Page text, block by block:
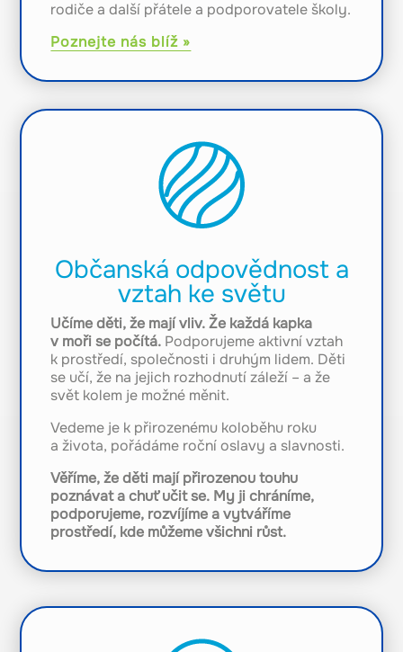
rodiče a další přátele a podporovatele školy.
Poznejte nás blíž »
Občanská odpovědnost a
vztah ke světu
Učíme děti, že mají vliv. Že každá kapka
v moři se počítá. Podporujeme aktivní vztah
k prostředí, společnosti i druhým lidem. Děti
se učí, že na jejich rozhodnutí záleží – a že
svět kolem je možné měnit.
Vedeme je k přirozenému koloběhu roku
a života, pořádáme roční oslavy a slavnosti.
Věříme, že děti mají přirozenou touhu
poznávat a chuť učit se. My ji chráníme,
podporujeme, rozvíjíme a vytváříme
prostředí, kde můžeme všichni růst.